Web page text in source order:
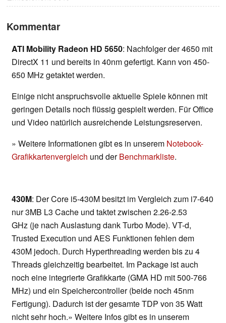
Kommentar
ATI Mobility Radeon HD 5650: Nachfolger der 4650 mit
DirectX 11 und bereits in 40nm gefertigt. Kann von 450-
650 MHz getaktet werden.
Einige nicht anspruchsvolle aktuelle Spiele können mit
geringen Details noch flüssig gespielt werden. Für Office
und Video natürlich ausreichende Leistungsreserven.
» Weitere Informationen gibt es in unserem Notebook-
Grafikkartenvergleich und derBenchmarkliste.
430M: Der Core i5-430M besitzt im Vergleich zum i7-640
nur 3MB L3 Cache und taktet zwischen 2.26-2.53
GHz (je nach Auslastung dank Turbo Mode). VT-d,
Trusted Execution und AES Funktionen fehlen dem
430M jedoch. Durch Hyperthreading werden bis zu 4
Threads gleichzeitig bearbeitet. Im Package ist auch
noch eine integrierte Grafikkarte (GMA HD mit 500-766
MHz) und ein Speichercontroller (beide noch 45nm
Fertigung). Dadurch ist der gesamte TDP von 35 Watt
nicht sehr hoch.» Weitere Infos gibt es in unserem